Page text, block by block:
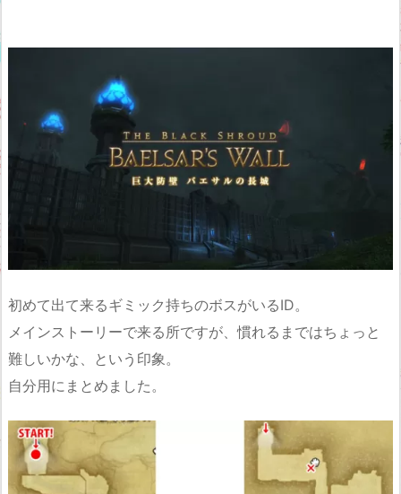
初めて出て来るギミック持ちのボスがいるID。
メインストーリーで来る所ですが、慣れるまではちょっと
難しいかな、という印象。
自分用にまとめました。